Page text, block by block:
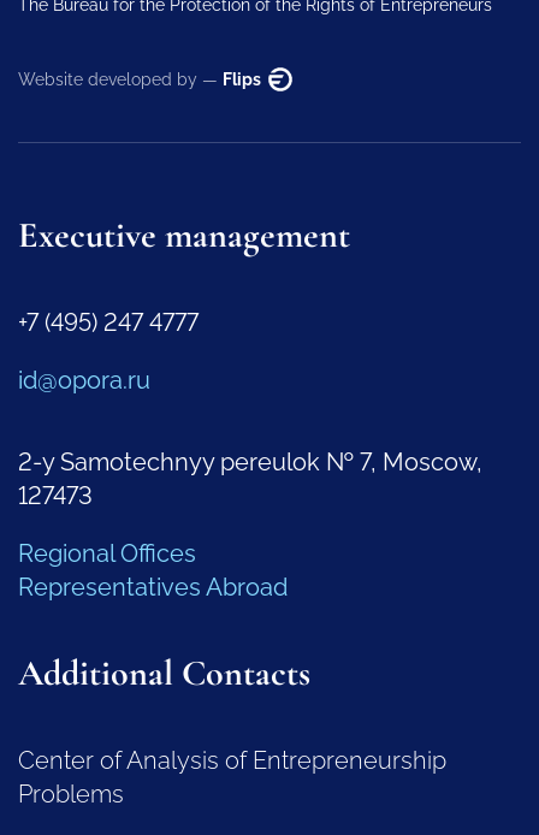
The Bureau for the Protection of the Rights of Entrepreneurs
Website developed by — Flips
Executive management
+7 (495) 247 4777
id@opora.ru
2-y Samotechnyy pereulok № 7, Moscow,
127473
Regional Offices
Representatives Abroad
Additional Contacts
Center of Analysis of Entrepreneurship
Problems